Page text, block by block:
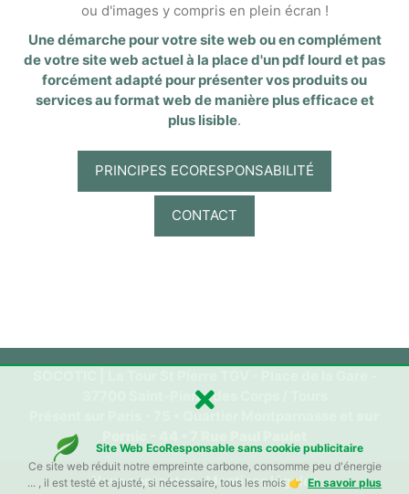
ou d'images y compris en plein écran !
Une démarche pour votre site web ou en complément
de votre site web actuel à la place d'un pdf lourd et pas
forcément adapté pour présenter vos produits ou
services au format web de manière plus efficace et
plus lisible.
PRINCIPES ECORESPONSABILITÉ
CONTACT
Site Web EcoResponsable sans cookie publicitaire
Ce site web réduit notre empreinte carbone, consomme peu d'énergie
... , il est testé et ajusté, si nécessaire, tous les mois 👉 En savoir plus
37700 Saint-Pierre des Corps / Tours
Nous contacter/Mentions légales